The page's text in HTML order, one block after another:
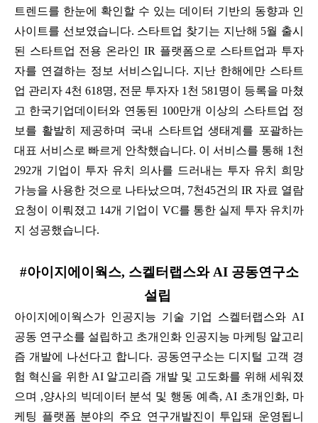
트렌드를 한눈에 확인할 수 있는 데이터 기반의 동향과 인
사이트를 선보였습니다. 스타트업 찾기는 지난해 5월 출시
된 스타트업 전용 온라인 IR 플랫폼으로 스타트업과 투자
자를 연결하는 정보 서비스입니다. 지난 한해에만 스타트
업 관리자 4천 618명, 전문 투자자 1천 581명이 등록을 마쳤
고 한국기업데이터와 연동된 100만개 이상의 스타트업 정
보를 활발히 제공하며 국내 스타트업 생태계를 포괄하는
대표 서비스로 빠르게 안착했습니다. 이 서비스를 통해 1천
292개 기업이 투자 유치 의사를 드러내는 투자 유치 희망
가능을 사용한 것으로 나타났으며, 7천45건의 IR 자료 열람
요청이 이뤄졌고 14개 기업이 VC를 통한 실제 투자 유치까
지 성공했습니다.
#아이지에이웍스, 스켈터랩스와 AI 공동연구소
설립
아이지에이웍스가 인공지능 기술 기업 스켈터랩스와 AI
공동 연구소를 설립하고 초개인화 인공지능 마케팅 알고리
즘 개발에 나선다고 합니다. 공동연구소는 디지털 고객 경
험 혁신을 위한 AI 알고리즘 개발 및 고도화를 위해 세워졌
으며 ,양사의 빅데이터 분석 및 행동 예측, AI 초개인화, 마
케팅 플랫폼 분야의 주요 연구개발진이 투입돼 운영됩니